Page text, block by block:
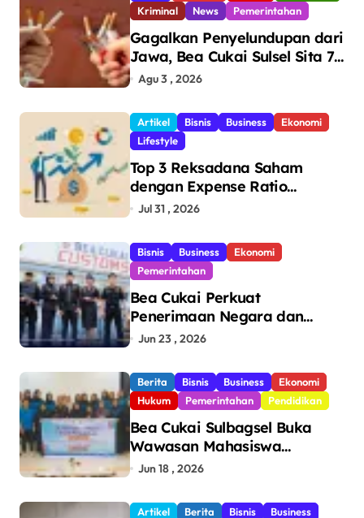
Kriminal
News Pemerintahan
Gagalkan Penyelundupan dari
Jawa, Bea Cukai Sulsel Sita 7,8
Juta Batang Rokok Ilegal
Makassar
Agu 3 , 2026
Artikel Bisnis Business
Ekonomi
Lifestyle
Top 3 Reksadana Saham
dengan Expense Ratio
Terendah
Jul 31 , 2026
Bisnis Business
Ekonomi
Pemerintahan
Bea Cukai Perkuat
Penerimaan Negara dan
Pengawasan, Setor Rp123,8
Jun 23 , 2026
Berita Bisnis Business
Ekonomi
Hukum
Pemerintahan Pendidikan
Bea Cukai Sulbagsel Buka
Wawasan Mahasiswa
Politeknik Bosowa tentang
dan Pencegahan Barang
Jun 18 , 2026
Artikel Berita Bisnis Business